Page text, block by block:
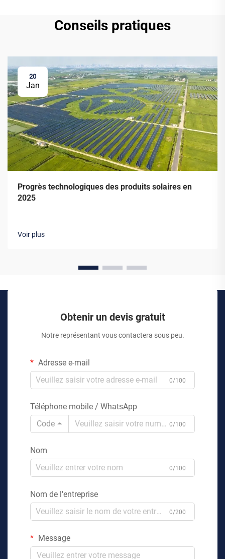
Conseils pratiques
20
Jan
Progrès technologiques des produits solaires en
2025
Voir plus
Obtenir un devis gratuit
Notre représentant vous contactera sous peu.
Adresse e-mail
0/100
Téléphone mobile / WhatsApp
Code
0/100
Nom
0/100
Nom de l'entreprise
0/200
Message